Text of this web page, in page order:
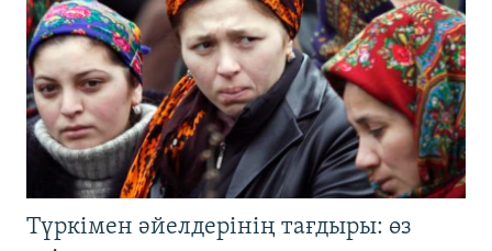
Түркімен әйелдерінің тағдыры: өз